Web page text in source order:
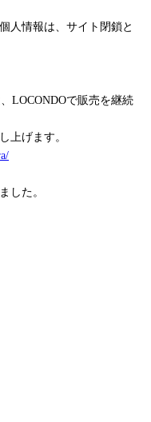
人情報は、サイト閉鎖と
LOCONDOで販売を継続
上げます。
した。